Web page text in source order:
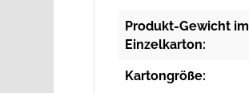
Produkt-Gewicht im
Einzelkarton:
Kartongröße: